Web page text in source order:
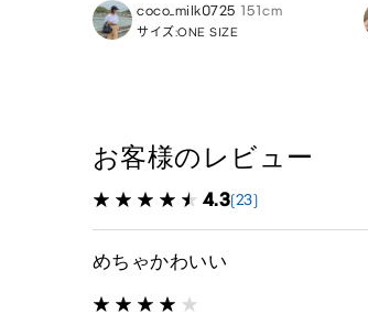
coco_milk0725 151cm
サイズ:ONE SIZE
お客様のレビュー
4.3(23)
めちゃかわいい